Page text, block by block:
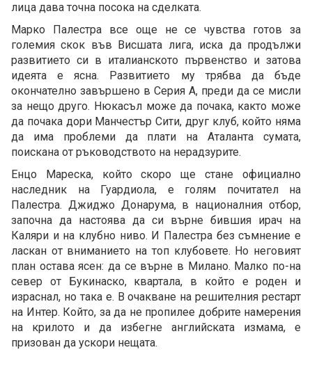
лица дава точна посока на сделката.
Марко Палестра все още не се чувства готов за
големия скок във Висшата лига, иска да продължи
развитието си в италианското първенство и затова
идеята е ясна. Развитието му трябва да бъде
окончателно завършено в Серия А, преди да се мисли
за нещо друго. Нюкасъл може да почака, както може
да почака дори Манчестър Сити, друг клуб, който няма
да има проблеми да плати на Аталанта сумата,
поискана от ръководството на нерадзурите.
Енцо Мареска, който скоро ще стане официално
наследник на Гуардиола, е голям почитател на
Палестра. Джиджо Донарума, в националния отбор,
започна да настоява да си върне бившия ирач на
Каляри и на клубно ниво. И Палестра без съмнение е
ласкан от вниманието на топ клубовете. Но неговият
план остава ясен: да се върне в Милано. Малко по-на
север от Букинаско, квартала, в който е роден и
израснал, но така е. В очакване на решителния рестарт
на Интер. Който, за да не пропилее добрите намерения
на крилото и да избегне английската измама, е
призован да ускори нещата.